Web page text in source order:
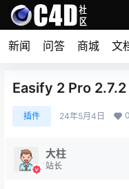
新闻 问答 商城 文
Easify 2 Pro 2.7.2
插件 24年5月4日 0
大柱
站长